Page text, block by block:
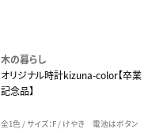
木の暮らし
オリジナル時計kizuna-color【卒業
記念品】
全1色 / サイズ：F / けやき 電池はボタン